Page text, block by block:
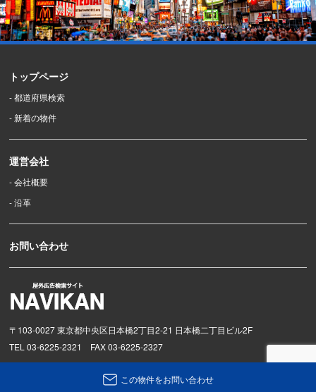
この物件をお問い合わせ
トップページ
- 都道府県検索
- 新着の物件
運営会社
- 会社概要
- 沿革
お問い合わせ
〒103-0027 東京都中央区日本橋2丁目2-21 日本橋二丁目ビル2F
TEL 03-6225-2321 FAX 03-6225-2327
©Copyright